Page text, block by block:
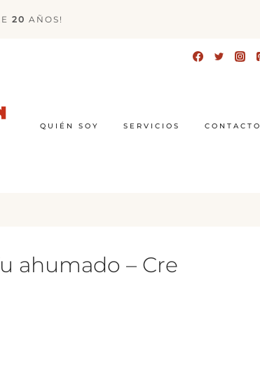
20 AÑOS!
QUIÉN SOY SERVICIOS CONTACTO
ahumado – Cre